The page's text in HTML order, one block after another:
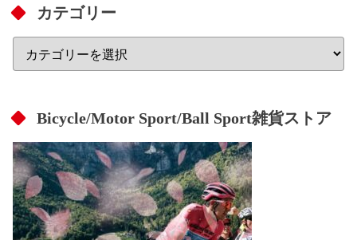
カテゴリー
Bicycle/Motor Sport/Ball Sport雑貨ストア